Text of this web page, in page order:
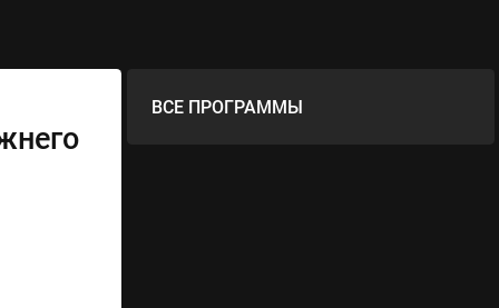
ВСЕ ПРОГРАММЫ